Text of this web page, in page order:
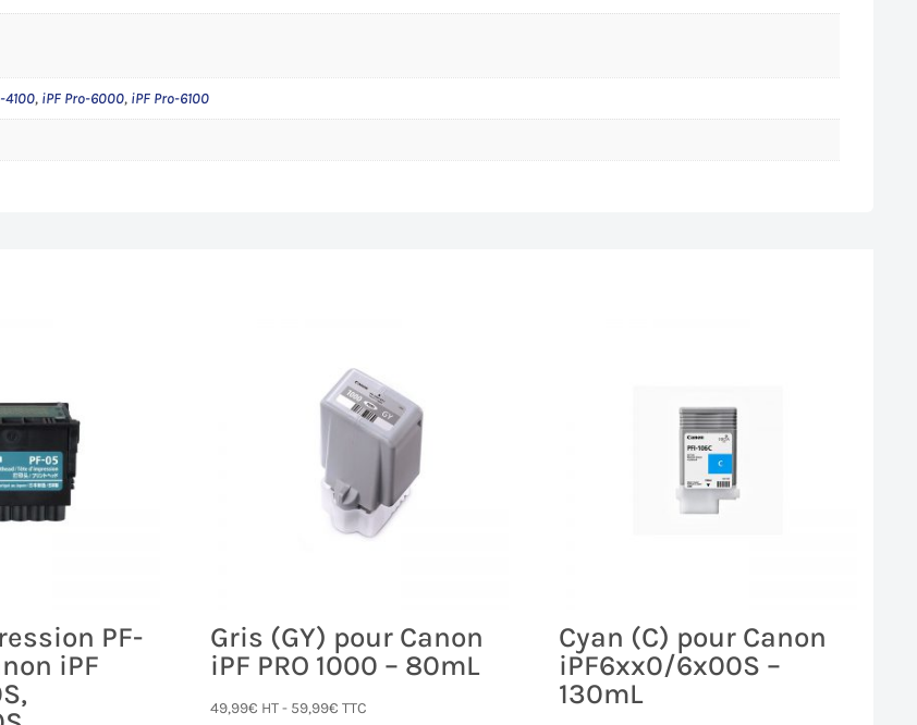
4100, iPF Pro-6000, iPF Pro-6100
PF-
iPF
Gris (GY) pour Canon
iPF PRO 1000 – 80mL
49,99€ HT - 59,99€ TTC
Cyan (C) pour Canon
iPF6xx0/6x00S –
130mL